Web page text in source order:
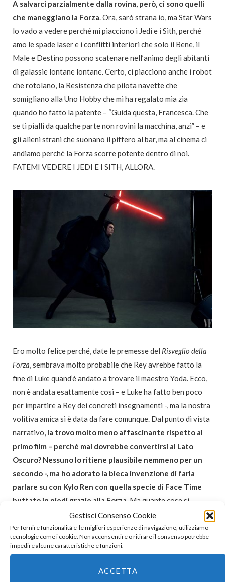
Gestisci Consenso Cookie
Per fornire funzionalità e le migliori esperienze di navigazione, utilizziamo
tecnologie come i cookie. Non acconsentire o ritirare il consenso potrebbe
impedire alcune caratteristiche e funzioni.
ACCETTA
A salvarci parzialmente dalla rovina, però, ci sono quelli
che maneggiano la Forza. Ora, sarò strana io, ma Star Wars
lo vado a vedere perché mi piacciono i Jedi e i Sith, perché
amo le spade laser e i conflitti interiori che solo il Bene, il
Male e Destino possono scatenare nell’animo degli abitanti
di galassie lontane lontane. Certo, ci piacciono anche i robot
che rotolano, la Resistenza che pilota navette che
somigliano alla Uno Hobby che mi ha regalato mia zia
quando ho fatto la patente – “Guida questa, Francesca. Che
se ti pialli da qualche parte non rovini la macchina, anzi” – e
gli alieni strani che suonano il piffero al bar, ma al cinema ci
andiamo perché la Forza scorre potente dentro di noi.
FATEMI VEDERE I JEDI E I SITH, ALLORA.
Ero molto felice perché, date le premesse del Risveglio della
Forza, sembrava molto probabile che Rey avrebbe fatto la
fine di Luke quand’è andato a trovare il maestro Yoda. Ecco,
non è andata esattamente così – e Luke ha fatto ben poco
per impartire a Rey dei concreti insegnamenti -, ma la nostra
volitiva amica si è data da fare comunque. Dal punto di vista
narrativo, la trovo molto meno affascinante rispetto al
primo film – perché mai dovrebbe convertirsi al Lato
Oscuro? Nessuno lo ritiene plausibile nemmeno per un
secondo -, ma ho adorato la bieca invenzione di farla
parlare su con Kylo Ren con quella specie di Face Time
buttato in piedi grazie alla Forza . Ma quante cose si
possono fare con la Forza? Tutto, cavolo. Pure Face Time.
Ecco, per me tutto quello che Rey e Kylo Ren fanno insieme
ha funzionato bene. La scena in cui incontrano Snoke e poi
triturano i pretoriani-samurai è favolosa. FAVOLOSA. Forse
è il mio duello preferito con la spada laser, altroché quelle